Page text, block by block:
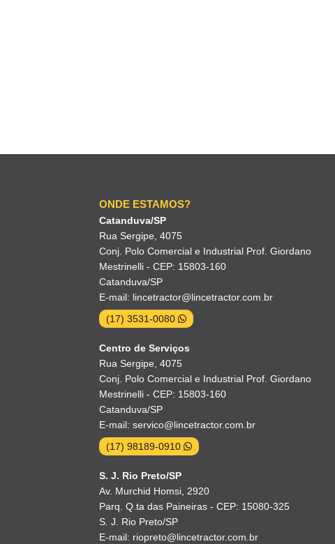
ONDE ESTAMOS?
Catanduva/SP
Rua Sergipe, 4075
Conj. Polo Comercial e Industrial Prof. Giordano
Mestrinelli - CEP: 15803-160
Catanduva/SP
E-mail: lincetractor@lincetractor.com.br
(17) 3531-0080
Centro de Serviços
Rua Sergipe, 4075
Conj. Polo Comercial e Industrial Prof. Giordano
Mestrinelli - CEP: 15803-160
Catanduva/SP
E-mail: servico@lincetractor.com.br
(17) 98189-0910
S. J. Rio Preto/SP
Av. Murchid Homsi, 2920
Parq. Q.ta das Paineiras - CEP: 15080-325
S. J. Rio Preto/SP
E-mail: riopreto@lincetractor.com.br